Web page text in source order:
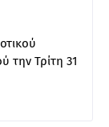
την Τρίτη 31